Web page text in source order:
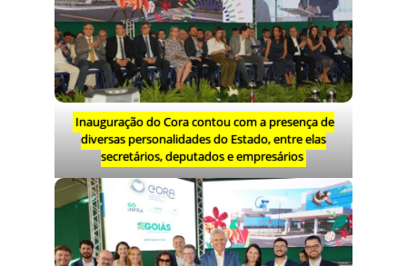
Inauguração do Cora contou com a presença de
diversas personalidades do Estado, entre elas
secretários, deputados e empresários